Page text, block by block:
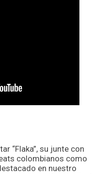
“Flaka”, su junte con
colombianos como
en nuestro